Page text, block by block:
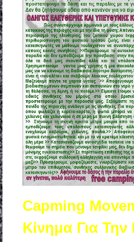
Capming
Kίνημα Για Την